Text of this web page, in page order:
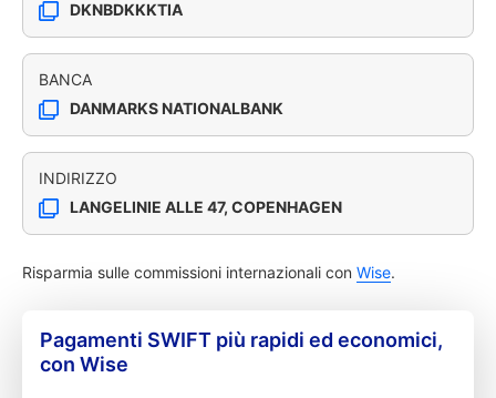
DKNBDKKKTIA
BANCA
DANMARKS NATIONALBANK
INDIRIZZO
LANGELINIE ALLE 47, COPENHAGEN
Risparmia sulle commissioni internazionali con Wise.
Pagamenti SWIFT più rapidi ed economici,
con Wise